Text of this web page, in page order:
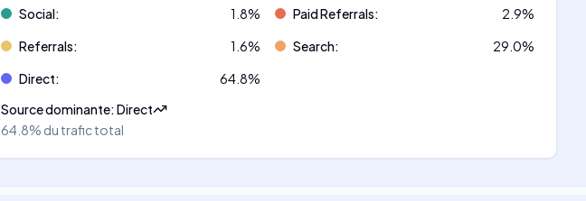
Social: 1.8% Paid Referrals: 2.9%
Referrals: 1.6% Search: 29.0%
Direct: 64.8%
Source dominante:Direct
64.8% du trafic total